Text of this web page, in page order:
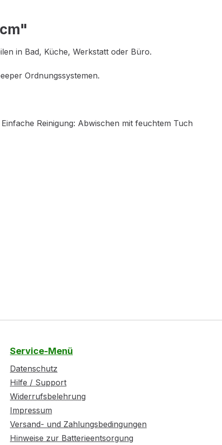
in Bad, Küche, Werkstatt oder Büro.
Ordnungssystemen.
Reinigung: Abwischen mit feuchtem Tuch
Service-Menü
Datenschutz
Hilfe / Support
Widerrufsbelehrung
Impressum
Versand- und Zahlungsbedingungen
Hinweise zur Batterieentsorgung